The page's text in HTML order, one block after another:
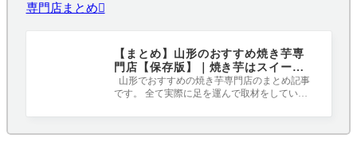
専門店まとめ
【まとめ】山形のおすすめ焼き芋専
門店【保存版】｜焼き芋はスイーツ
です！！！
山形でおすすめの焼き芋専門店のまとめ記事
です。 全て実際に足を運んで取材をしていま